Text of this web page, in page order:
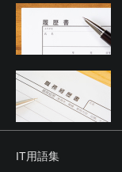
IT用語集